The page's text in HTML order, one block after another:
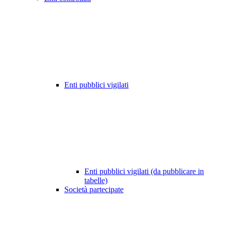
Enti pubblici vigilati
Enti pubblici vigilati (da pubblicare in
tabelle)
Società partecipate